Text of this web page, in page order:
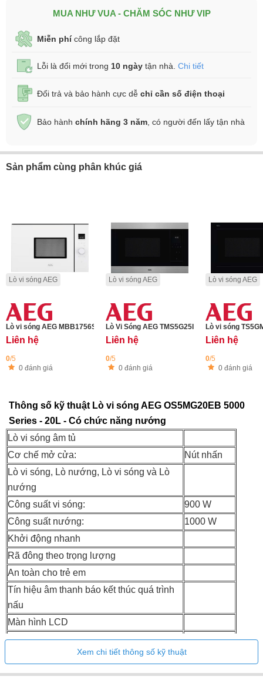
MUA NHƯ VUA - CHĂM SÓC NHƯ VIP
Miễn phícông lắp đặt
Lỗi là đổi mới trong 10 ngày tận nhà. Chi tiết
Đổi trả và bảo hành cực dễ chỉ cần số điện thoại
Bảo hành chính hãng 3 năm , có người đến lấy tận nhà
Sản phẩm cùng phân khúc giá
Lò vi sóng AEG
Lò vi sóng AEG MBB1756SEW - 17L
Liên hệ
0/5
0 đánh giá
Lò vi sóng AEG
Lò Vi Sóng AEG TMS5G25IEM 5000 Series -
Liên hệ
0/5
0 đánh giá
Lò vi sóng AEG
Lò vi sóng
Liên hệ
0/5
0 đánh giá
Thông số kỹ thuật Lò vi sóng AEG OS5MG20EB 5000
Series - 20L - Có chức năng nướng
Lò vi sóng âm tủ
Cơ chế mở cửa:
Nút nhấn
Lò vi sóng, Lò nướng, Lò vi sóng và Lò
nướng
Công suất vi sóng:
900 W
Công suất nướng:
1000 W
Khởi động nhanh
Rã đông theo trọng lượng
An toàn cho trẻ em
Tín hiệu âm thanh báo kết thúc quá trình
nấu
Màn hình LCD
Bộ chọn nguồn cảm ứng
Lập trình viên điện tử
255 mm,
Xem chi tiết thông số kỹ thuật